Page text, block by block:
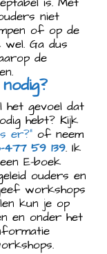
niet
of op de
Ga dus
de
het gevoel dat
hebt? Kijk
er?” of neem
477 59 139. Ik
E-boek
ouders en
workshops
kun je op
en onder het